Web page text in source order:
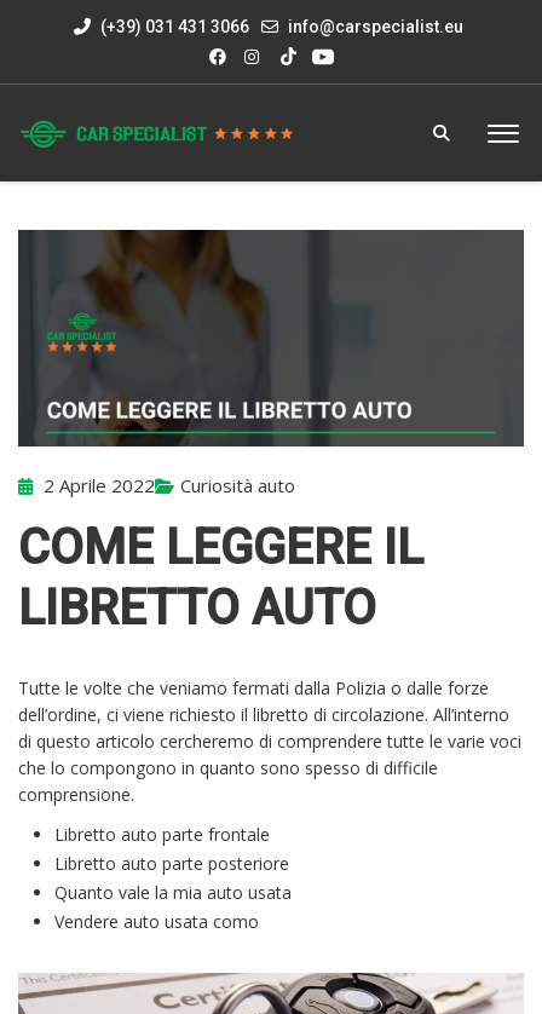
(+39) 031 431 3066 info@carspecialist.eu
2 Aprile 2022 Curiosità auto
COME LEGGERE IL
LIBRETTO AUTO
Tutte le volte che veniamo fermati dalla Polizia o dalle forze
dell’ordine, ci viene richiesto il libretto di circolazione. All’interno
di questo articolo cercheremo di comprendere tutte le varie voci
che lo compongono in quanto sono spesso di difficile
comprensione.
Libretto auto parte frontale
Libretto auto parte posteriore
Quanto vale la mia auto usata
Vendere auto usata como